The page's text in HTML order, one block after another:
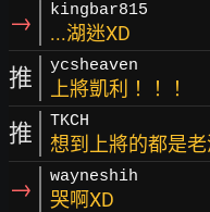
→ kingbar815
...湖迷XD
推 ycsheaven
上將凱利！！！
推 TKCH
想到上將的都是老
→ wayneshih
哭啊XD